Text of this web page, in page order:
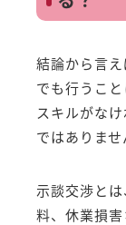
結論から言
でも行うこ
スキルがな
ではありませ
示談交渉と
料、休業損